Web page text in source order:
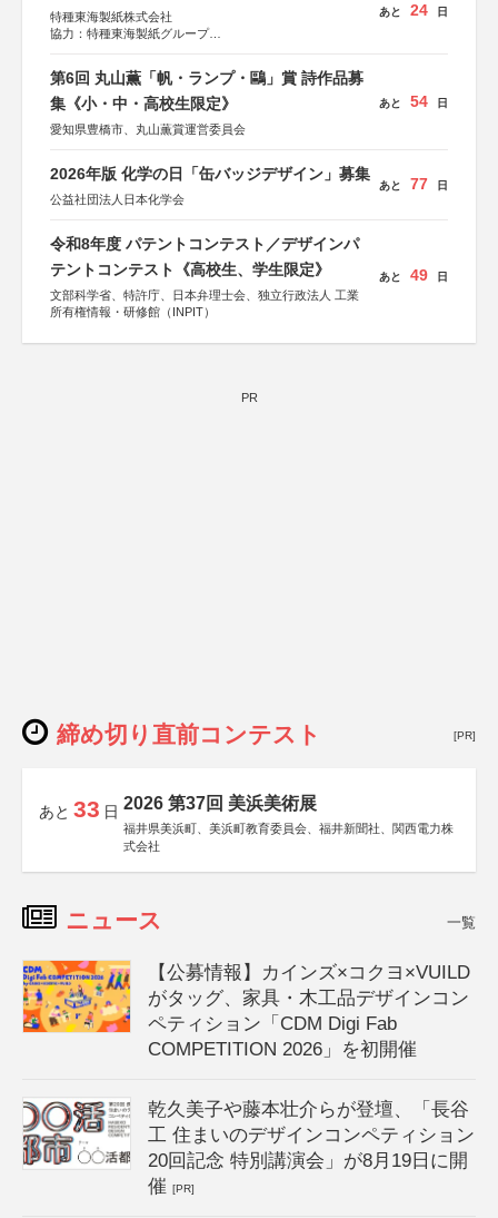
特種東海製紙株式会社
協力：特種東海製紙グループ
あと 24 日
第6回 丸山薫「帆・ランプ・鷗」賞 詩作品募
集《小・中・高校生限定》
愛知県豊橋市、丸山薫賞運営委員会
あと 54 日
2026年版 化学の日「缶バッジデザイン」募集
公益社団法人日本化学会
あと 77 日
令和8年度 パテントコンテスト／デザインパ
テントコンテスト《高校生、学生限定》
文部科学省、特許庁、日本弁理士会、独立行政法人 工業
所有権情報・研修館（INPIT）
あと 49 日
PR
締め切り直前コンテスト [PR]
あと 33 日 2026 第37回 美浜美術展
福井県美浜町、美浜町教育委員会、福井新聞社、関西電力株
式会社
ニュース 一覧
【公募情報】カインズ×コクヨ×VUILD
がタッグ、家具・木工品デザインコン
ペティション「CDM Digi Fab
COMPETITION 2026」を初開催
乾久美子や藤本壮介らが登壇、「長谷
工 住まいのデザインコンペティション
20回記念 特別講演会」が8月19日に開
催[PR]